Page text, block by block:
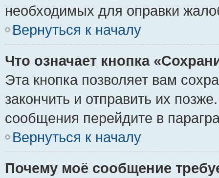
необходимых для оправки
Вернуться к началу
Что означает кнопка
Эта кнопка позволяет вам
закончить и отправить их
сообщения перейдите в
Вернуться к началу
Почему моё сообщение